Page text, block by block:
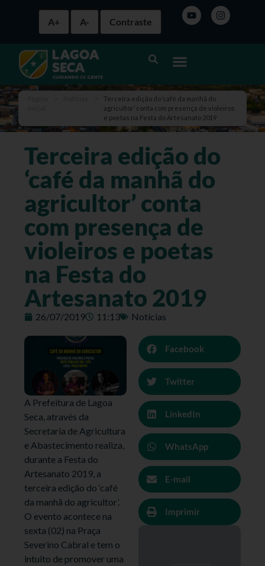
A+ A- Contraste
Terceira edição do ‘café da manhã do
agricultor’ conta com presença de violeiros
e poetas na Festa do Artesanato 2019
Terceira edição do
‘café da manhã do
agricultor’ conta
com presença de
violeiros e poetas
na Festa do
Artesanato 2019
26/07/2019 11:13 Notícias
A Prefeitura de Lagoa
Seca, através da
Secretaria de Agricultura
e Abastecimento realiza,
durante a Festa do
Artesanato 2019, a
terceira edição do ‘café
da manhã do agricultor’.
O evento acontece na
sexta (02) na Praça
Severino Cabral e tem o
intuito de promover uma
Facebook
Twitter
LinkedIn
WhatsApp
E-mail
Imprimir